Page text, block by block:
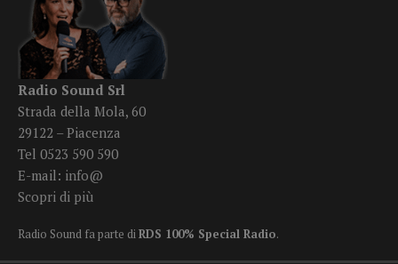
Radio Sound Srl
Strada della Mola, 60
29122 – Piacenza
Tel 0523 590 590
E-mail: info@
Scopri di più
Radio Sound fa parte diRDS 100% Special Radio.